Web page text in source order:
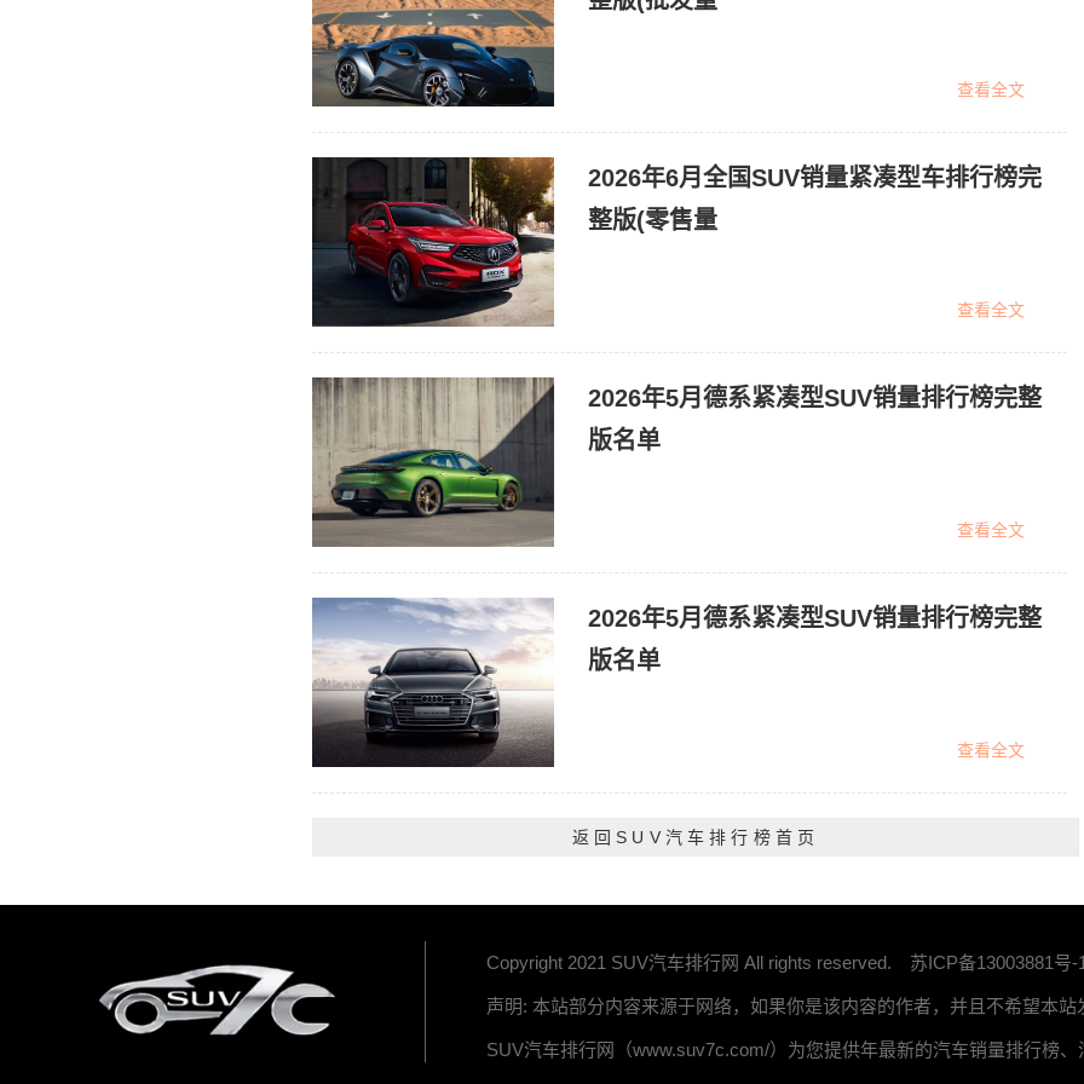
查看全文
2026年6月全国SUV销量紧凑型车排行榜完
整版(零售量
查看全文
2026年5月德系紧凑型SUV销量排行榜完整
版名单
查看全文
2026年5月德系紧凑型SUV销量排行榜完整
版名单
查看全文
返回SUV汽车排行榜首页
Copyright 2021 SUV汽车排行网 All rights reserved. 苏ICP备13003881号-
声明: 本站部分内容来源于网络，如果你是该内容的作者，并且不希望本
SUV汽车排行网（www.suv7c.com/）为您提供年最新的汽车销量排行榜、